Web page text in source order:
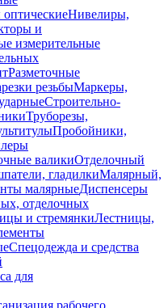
Нивелиры,
и
измерительные
Разметочные
резьбыМаркеры,
Строительно-
Труборезы,
Пробойники,
валикиОтделочный
гладилкиМалярный,
малярныеДиспенсеры
отделочных
и стремянкиЛестницы,
Спецодежда и средства
для
рабочего